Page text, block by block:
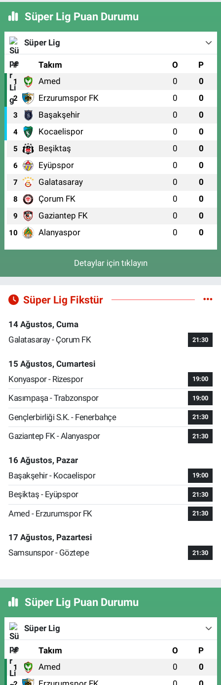
Süper Lig Puan Durumu
Süper Lig
# Takım O P
1 Amed 0 0
2 Erzurumspor FK 0 0
3 Başakşehir 0 0
4 Kocaelispor 0 0
5 Beşiktaş 0 0
6 Eyüpspor 0 0
7 Galatasaray 0 0
8 Çorum FK 0 0
9 Gaziantep FK 0 0
10 Alanyaspor 0 0
Detaylar için tıklayın
Süper Lig Fikstür
14 Ağustos, Cuma
Galatasaray - Çorum FK
21:30
15 Ağustos, Cumartesi
Konyaspor - Rizespor
19:00
Kasımpaşa - Trabzonspor 19:00
Gençlerbirliği S.K. - Fenerbahçe 21:30
Gaziantep FK - Alanyaspor 21:30
16 Ağustos, Pazar
Başakşehir - Kocaelispor
19:00
Beşiktaş - Eyüpspor 21:30
Amed - Erzurumspor FK 21:30
17 Ağustos, Pazartesi
Samsunspor - Göztepe
21:30
Süper Lig Puan Durumu
Süper Lig
# Takım O P
1 Amed 0 0